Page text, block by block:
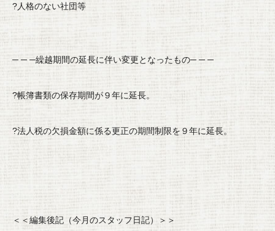
?人格のない社団等
─ ─ ─繰越期間の延長に伴い変更となったもの─ ─ ─
?帳簿書類の保存期間が９年に延長。
?法人税の欠損金額に係る更正の期間制限を９年に延長。
＜＜編集後記（今月のスタッフ日記）＞＞